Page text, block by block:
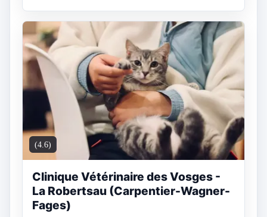
(4.6)
Clinique Vétérinaire des Vosges -
La Robertsau (Carpentier-Wagner-
Fages)